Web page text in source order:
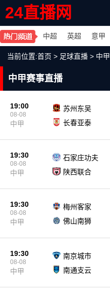
24直播网
中超 英超 意甲
当前位置:首页 > 足球直播 > 中甲
中甲赛事直播
19:00
08-08
中甲
苏州东吴
长春亚泰
19:30
08-08
中甲
石家庄功夫
陕西联合
19:30
08-08
中甲
梅州客家
佛山南狮
19:30
08-08
中甲
南京城市
南通支云